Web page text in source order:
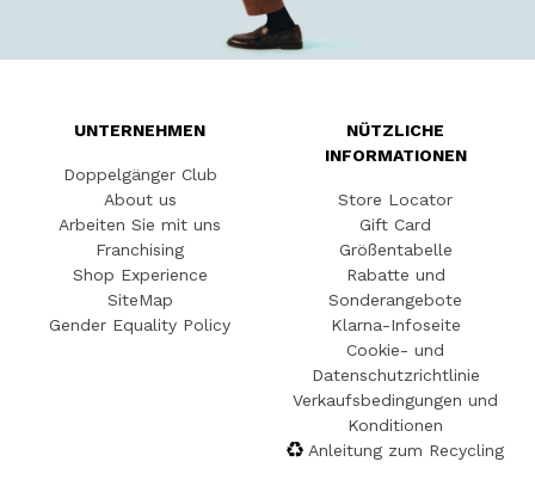
UNTERNEHMEN
Doppelgänger Club
About us
Arbeiten Sie mit uns
Franchising
Shop Experience
SiteMap
Gender Equality Policy
NÜTZLICHE
INFORMATIONEN
Store Locator
Gift Card
Größentabelle
Rabatte und
Sonderangebote
Klarna-Infoseite
Cookie- und
Datenschutzrichtlinie
Verkaufsbedingungen und
Konditionen
Anleitung zum Recycling